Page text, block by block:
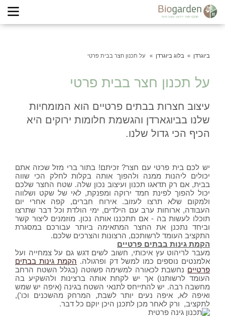
ביוגרדן בלוג ביוגרדן על תכנון חצר בבית פרטי
על תכנון חצר בבית פרטי
עיצוב חצרות בבתים פרטיים הוא המומחיות
שלנו בביוגארדן והגשמת חלומות ירוקים היא
הכיף הכי גדול שלנו.
יש לכם בית פרטי עם חצר? זכיתם! בתור ברי מזל שכזה אתם
יכולים ליהנות ממנה ולהפוך אותה בקלות לחלק הכי שווה
בבית, אם רק תדאגו תכנון ועיצוב נכון שלה. שטח החצר שלכם
יכול להפוך לפינת חמד ירוקה ומפנקת, לאי של שקט ושלווה
ולמקום שלא תרצו לעזוב. אירוח חברים, קפה אחרי יום
העבודה, ארוחות ערב עם הילדים, ימי הולדת וכל דבר שתרצו
תוכלו לעשות בה - אם תתכננו אותה נכון. מוזמנים ליצור קשר
וביחד נתכנן את החצר המתאימה ביותר עבורכם במסגרת
התקציב העומד לרשותכם, הרצונות והצרכים שלכם.
הקמת גינות בבתים פרטיים
מעבר לריהוט עץ איכותי, חשוב לשים דגש גם על צמחייה ועל
אלמנטים נוספים כמו למשל דק ופרגולה. הקמת גינות בבתים
פרטיים נחשבת לכאורה למשימה פשוטה (בגלל השטח הרחב
העומד לרשותנו) אך יש לקחת אותה ברצינות ולהשקיע בה
מחשבה רבה. יש להתייחס לתנאי השטח בגינה (איפה יש שמש
ואיפה לא, איפה נעים יותר לשבת, המרחק מהשכנים וכו'),
לתקציב, ורק לאחר מכן לתכנן היכן יוקם כל דבר.